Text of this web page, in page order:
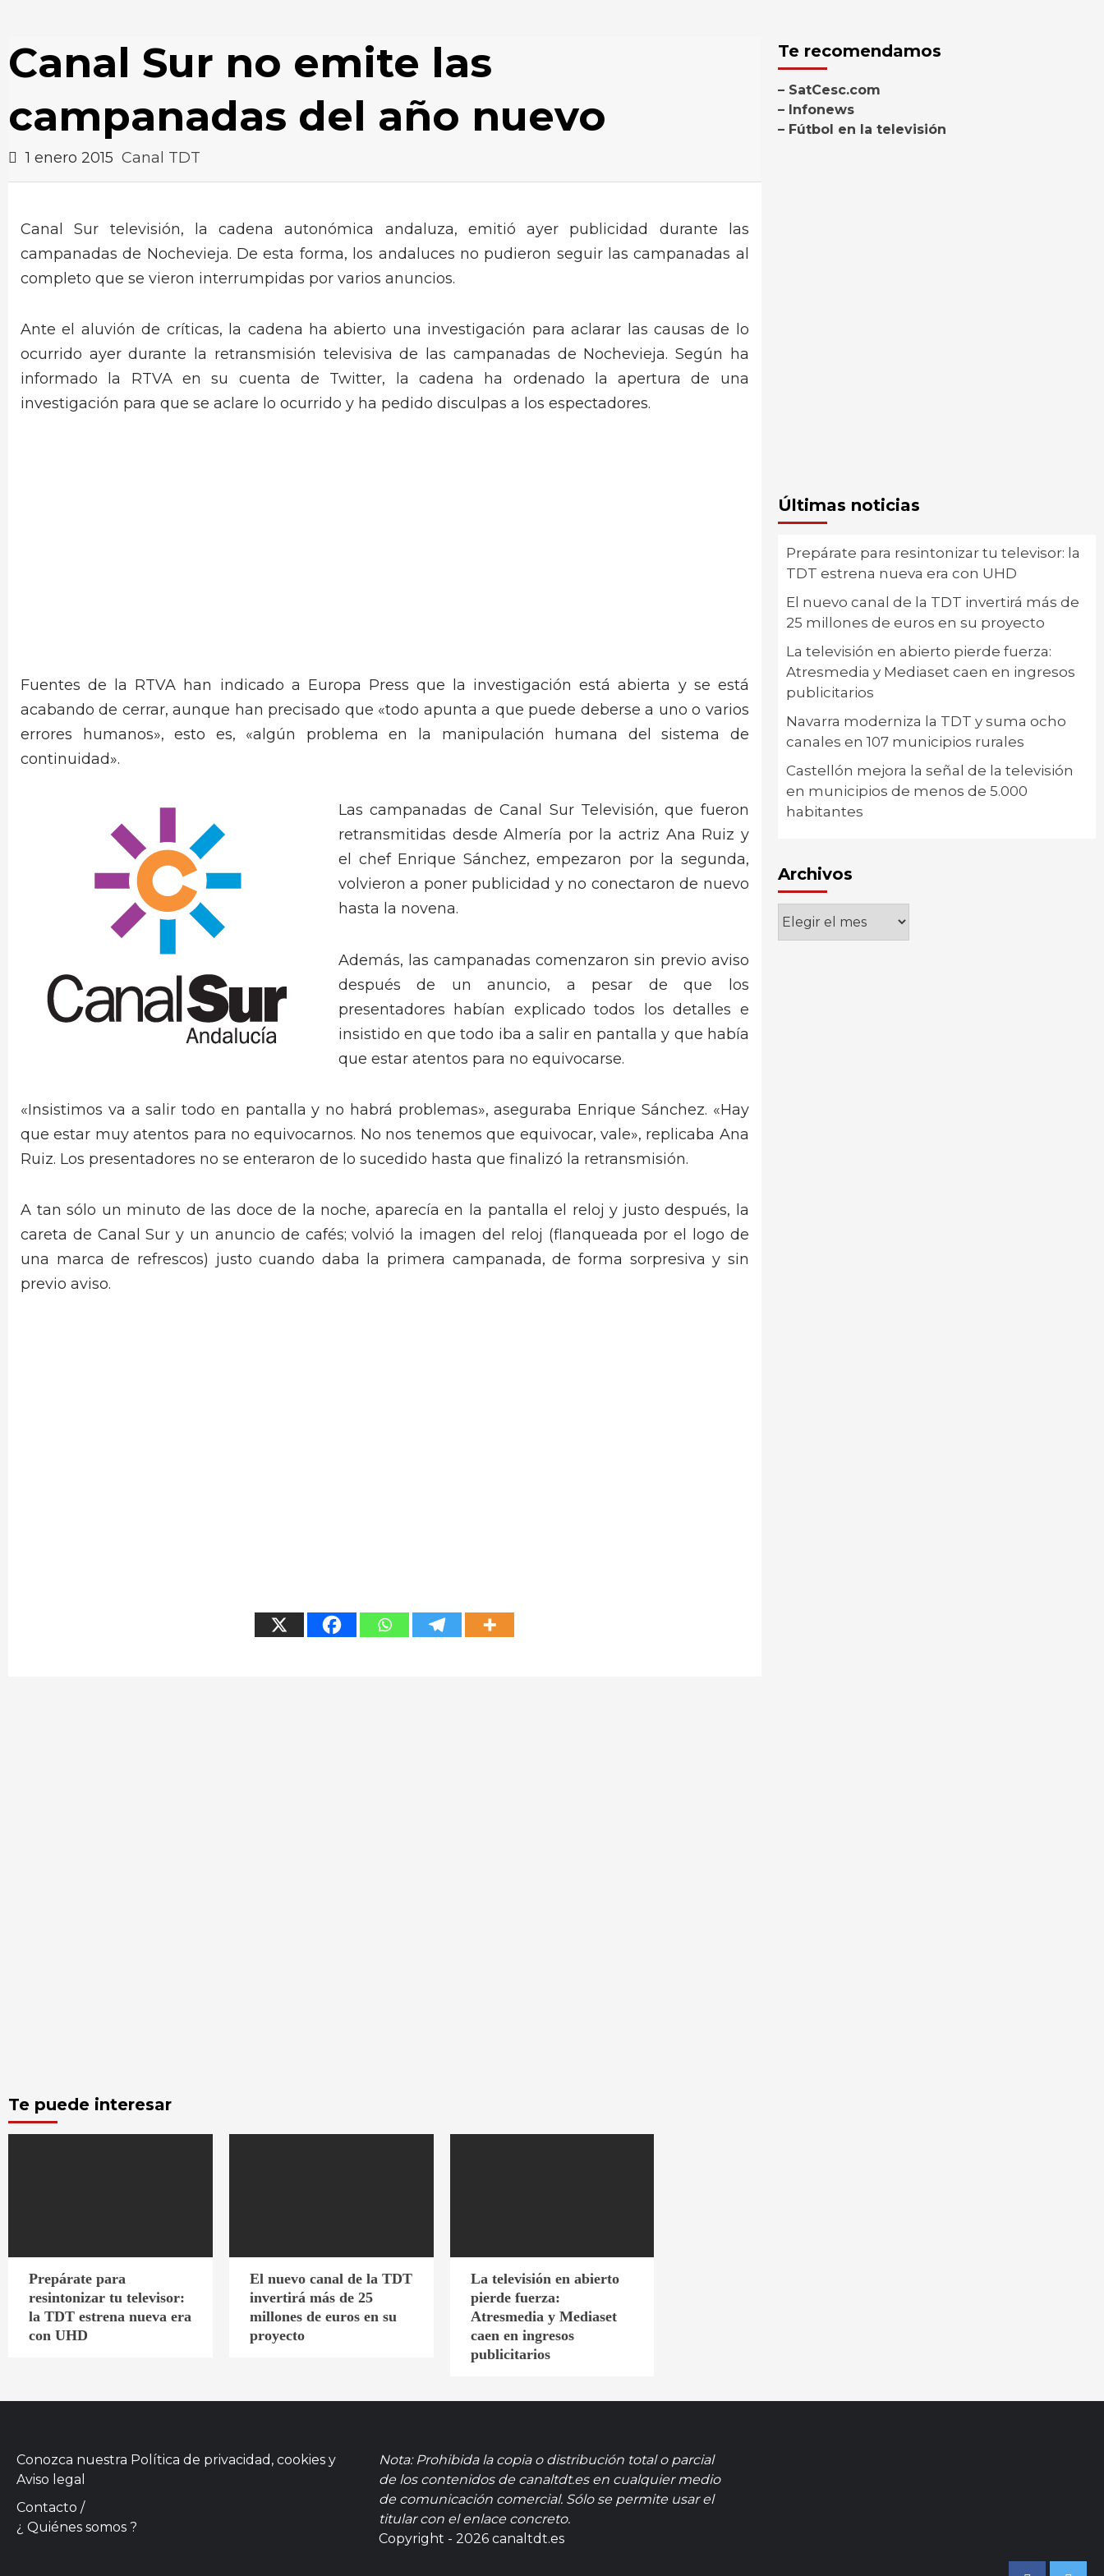
Canal Sur no emite las
campanadas del año nuevo
1 enero 2015 Canal TDT
Canal Sur televisión, la cadena autonómica andaluza, emitió ayer publicidad durante las
campanadas de Nochevieja. De esta forma, los andaluces no pudieron seguir las campanadas al
completo que se vieron interrumpidas por varios anuncios.
Ante el aluvión de críticas, la cadena ha abierto una investigación para aclarar las causas de lo
ocurrido ayer durante la retransmisión televisiva de las campanadas de Nochevieja. Según ha
informado la RTVA en su cuenta de Twitter, la cadena ha ordenado la apertura de una
investigación para que se aclare lo ocurrido y ha pedido disculpas a los espectadores.
Fuentes de la RTVA han indicado a Europa Press que la investigación está abierta y se está
acabando de cerrar, aunque han precisado que «todo apunta a que puede deberse a uno o varios
errores humanos», esto es, «algún problema en la manipulación humana del sistema de
continuidad».
Las campanadas de Canal Sur Televisión, que fueron
retransmitidas desde Almería por la actriz Ana Ruiz y
el chef Enrique Sánchez, empezaron por la segunda,
volvieron a poner publicidad y no conectaron de nuevo
hasta la novena.
Además, las campanadas comenzaron sin previo aviso
después de un anuncio, a pesar de que los
presentadores habían explicado todos los detalles e
insistido en que todo iba a salir en pantalla y que había
que estar atentos para no equivocarse.
«Insistimos va a salir todo en pantalla y no habrá problemas», aseguraba Enrique Sánchez. «Hay
que estar muy atentos para no equivocarnos. No nos tenemos que equivocar, vale», replicaba Ana
Ruiz. Los presentadores no se enteraron de lo sucedido hasta que finalizó la retransmisión.
A tan sólo un minuto de las doce de la noche, aparecía en la pantalla el reloj y justo después, la
careta de Canal Sur y un anuncio de cafés; volvió la imagen del reloj (flanqueada por el logo de
una marca de refrescos) justo cuando daba la primera campanada, de forma sorpresiva y sin
previo aviso.
Te recomendamos
– SatCesc.com
– Infonews
– Fútbol en la televisión
Últimas noticias
Prepárate para resintonizar tu televisor: la
TDT estrena nueva era con UHD
El nuevo canal de la TDT invertirá más de
25 millones de euros en su proyecto
La televisión en abierto pierde fuerza:
Atresmedia y Mediaset caen en ingresos
publicitarios
Navarra moderniza la TDT y suma ocho
canales en 107 municipios rurales
Castellón mejora la señal de la televisión
en municipios de menos de 5.000
habitantes
Archivos
Archivos
Te puede interesar
Prepárate para
resintonizar tu televisor:
la TDT estrena nueva era
con UHD
El nuevo canal de la TDT
invertirá más de 25
millones de euros en su
proyecto
La televisión en abierto
pierde fuerza:
Atresmedia y Mediaset
caen en ingresos
publicitarios
Conozca nuestra Política de privacidad, cookies y
Aviso legal
Contacto /
¿ Quiénes somos ?
Nota: Prohibida la copia o distribución total o parcial
de los contenidos de canaltdt.es en cualquier medio
de comunicación comercial. Sólo se permite usar el
titular con el enlace concreto.
Copyright - 2026 canaltdt.es